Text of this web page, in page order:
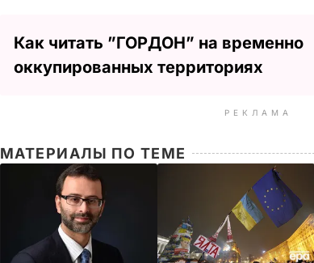
Как читать ”ГОРДОН” на временно
оккупированных территориях
РЕКЛАМА
МАТЕРИАЛЫ ПО ТЕМЕ